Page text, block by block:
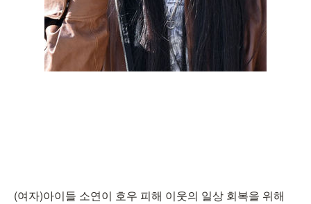
(여자)아이들 소연이 호우 피해 이웃의 일상 회복을 위해